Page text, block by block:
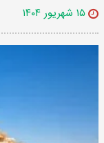
۱۵ شهریور ۱۴۰۴